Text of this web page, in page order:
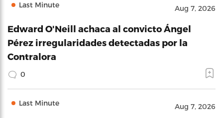
Last Minute Aug 7, 2026
Edward O'Neill achaca al convicto Ángel
Pérez irregularidades detectadas por la
Contralora
0
Last Minute Aug 7, 2026